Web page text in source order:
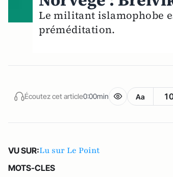
Le militant islamophobe
préméditation.
Écoutez cet article0:00min Aa
VU SUR:Lu sur Le Point
MOTS-CLES